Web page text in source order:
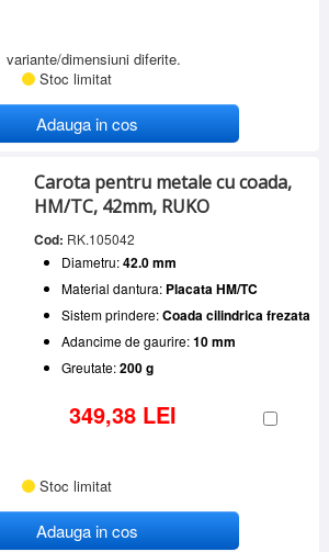
variante/dimensiuni diferite.
Stoc limitat
Adauga in cos
Carota pentru metale cu coada,
HM/TC, 42mm, RUKO
Cod: RK.105042
Diametru:42.0 mm
Material dantura: Placata HM/TC
Sistem prindere:Coada cilindrica frezata
Adancime de gaurire:10 mm
Greutate:200 g
349,38 LEI
Stoc limitat
Adauga in cos